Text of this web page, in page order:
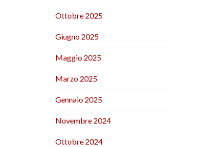
Ottobre 2025
Giugno 2025
Maggio 2025
Marzo 2025
Gennaio 2025
Novembre 2024
Ottobre 2024